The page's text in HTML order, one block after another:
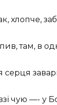
хлопче,
там, в
серця
чую —- у